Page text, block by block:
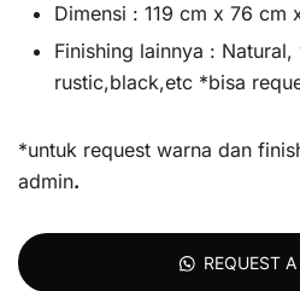
Dimensi : 119 cm x 76
Finishing lainnya :
rustic,black,etc *bisa
*untuk request warna dan
admin.
REQUEST